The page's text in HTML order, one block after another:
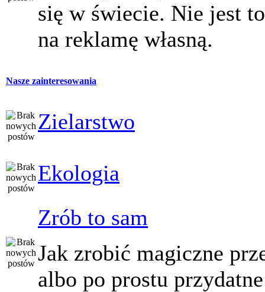
się w świecie. Nie jest
na reklamę własną.
Nasze zainteresowania
Zielarstwo
Ekologia
Zrób to sam
Jak zrobić magiczne
albo po prostu